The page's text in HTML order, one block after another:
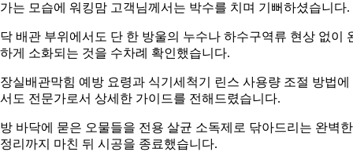
는 모습에 워킹맘 고객님께서는 박수를 치며 기뻐하셨습니다.
배관 부위에서도 단 한 방울의 누수나 하수구역류 현상 없이
게 소화되는 것을 수차례 확인했습니다.
실배관막힘 예방 요령과 식기세척기 린스 사용량 조절 방법에
도 전문가로서 상세한 가이드를 전해드렸습니다.
바닥에 묻은 오물들을 전용 살균 소독제로 닦아드리는 완벽한
리까지 마친 뒤 시공을 종료했습니다.